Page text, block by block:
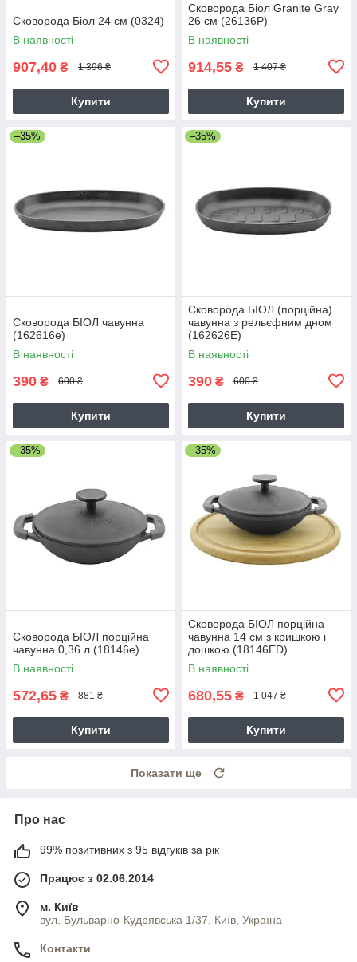
Сковорода Біол 24 см (0324)
В наявності
907,40 ₴ 1 396 ₴
Купити
Сковорода Біол Granite Gray
26 см (26136Р)
В наявності
914,55 ₴ 1 407 ₴
Купити
–35%
Сковорода БІОЛ чавунна
(162616e)
В наявності
390 ₴ 600 ₴
Купити
–35%
Сковорода БІОЛ (порційна)
чавунна з рельєфним дном
(162626E)
В наявності
390 ₴ 600 ₴
Купити
–35%
Сковорода БІОЛ порційна
чавунна 0,36 л (18146e)
В наявності
572,65 ₴ 881 ₴
Купити
–35%
Сковорода БІОЛ порційна
чавунна 14 см з кришкою і
дошкою (18146ED)
В наявності
680,55 ₴ 1 047 ₴
Купити
Показати ще
Про нас
99% позитивних з 95 відгуків за рік
Працює з 02.06.2014
м. Київ
вул. Бульварно-Кудрявська 1/37, Київ, Україна
Контакти